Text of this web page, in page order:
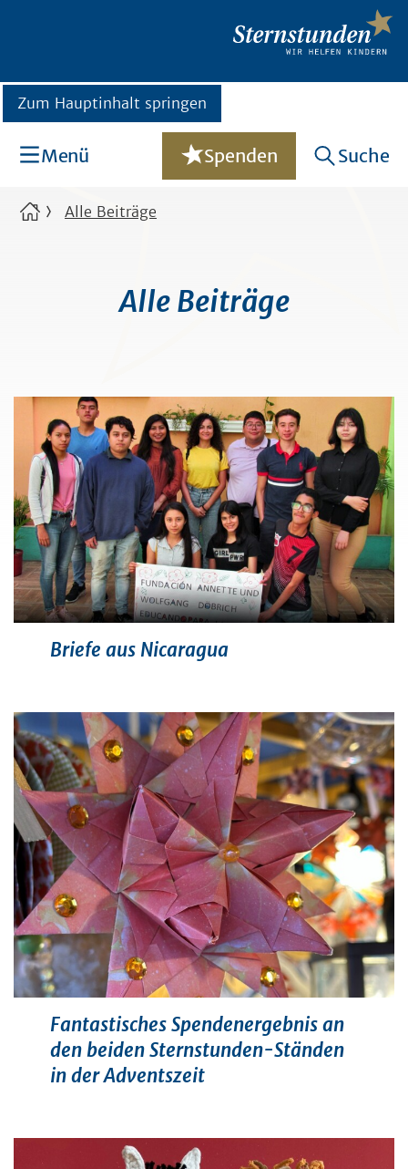
Zum Hauptinhalt springen
Menü Spenden Suche
Alle Beiträge
Alle Beiträge
Briefe aus Nicaragua
Fantastisches Spendenergebnis an
den beiden Sternstunden-Ständen
in der Adventszeit